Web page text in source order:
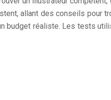
allant des conseils pour
budget réaliste. Les tests